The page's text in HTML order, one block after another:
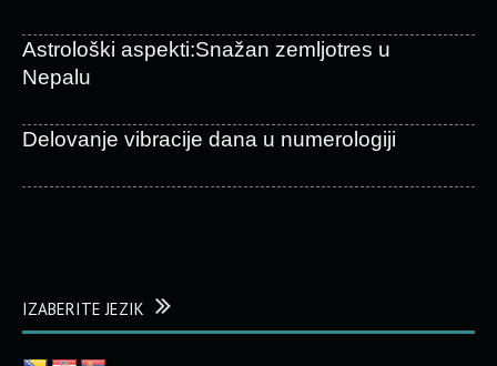
Astrološki aspekti:Snažan zemljotres u
Nepalu
Delovanje vibracije dana u numerologiji
IZABERITE JEZIK